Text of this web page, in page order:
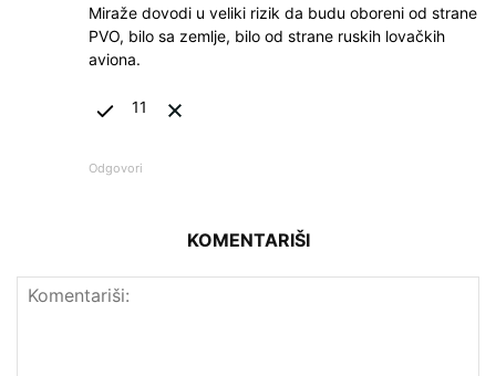
Miraže dovodi u veliki rizik da budu oboreni od strane
PVO, bilo sa zemlje, bilo od strane ruskih lovačkih
aviona.
11
Odgovori
KOMENTARIŠI